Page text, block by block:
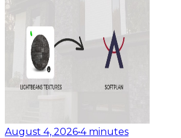
August 4, 2026•4 minutes